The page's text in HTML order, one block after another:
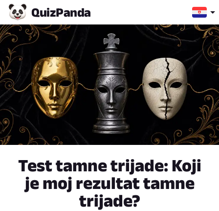
QuizPanda
Test tamne trijade: Koji
je moj rezultat tamne
trijade?